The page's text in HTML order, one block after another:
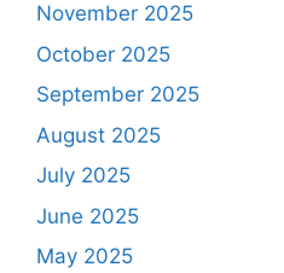
November 2025
October 2025
September 2025
August 2025
July 2025
June 2025
May 2025